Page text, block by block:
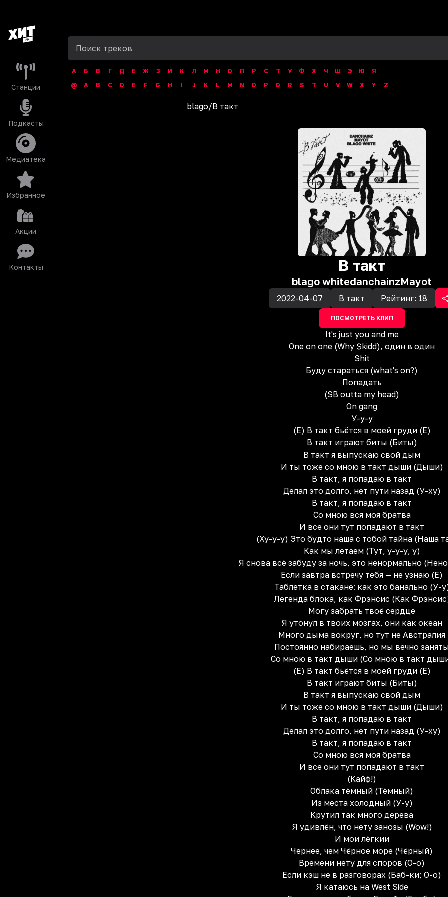
Станции
Подкасты
Медиатека
Избранное
Акции
Контакты
А Б В Г Д Е Ж З И К Л М Н О П Р С Т У Ф Х Ч Ш Э Ю
Я
@
A B C D E F G H I J K L M N O P Q R S T U V W X Y Z
blago/В такт
В такт
blago whitedanchainzMayot
2022-04-07 В такт Рейтинг: 18
ПОСМОТРЕТЬ КЛИП
It's just you and me
One on one (Why $kidd), один в один
Shit
Буду стараться (what's on?)
Попадать
(SB outta my head)
On gang
У-у-у
(Е) В такт бьётся в моей груди (Е)
В такт играют биты (Биты)
В такт я выпускаю свой дым
И ты тоже со мною в такт дыши (Дыши)
В такт, я попадаю в такт
Делал это долго, нет пути назад (У-ху)
В такт, я попадаю в такт
Со мною вся моя братва
И все они тут попадают в такт
(Ху-у-у) Это будто наша с тобой тайна (Наша
Как мы летаем (Тут, у-у-у, у)
Я снова всё забуду за ночь, это ненормально
Если завтра встречу тебя — не узнаю (Е)
Таблетка в стакане: как это банально (У-
Легенда блока, как Фрэнсис (Как
Могу забрать твоё сердце
Я утонул в твоих мозгах, они как океан
Много дыма вокруг, но тут не Австралия
Постоянно набираешь, но мы вечно
Со мною в такт дыши (Со мною в такт
(Е) В такт бьётся в моей груди (Е)
В такт играют биты (Биты)
В такт я выпускаю свой дым
И ты тоже со мною в такт дыши (Дыши)
В такт, я попадаю в такт
Делал это долго, нет пути назад (У-ху)
В такт, я попадаю в такт
Со мною вся моя братва
И все они тут попадают в такт
(Кайф!)
Облака тёмный (Тёмный)
Из места холодный (У-у)
Крутил так много дерева
Я удивлён, что нету занозы (Wow!)
И мои лёгкии
Чернее, чем Чёрное море (Чёрный)
Времени нету для споров (О-о)
Если кэш не в разговорах (Баб-ки; О-о)
Я катаюсь на West Side